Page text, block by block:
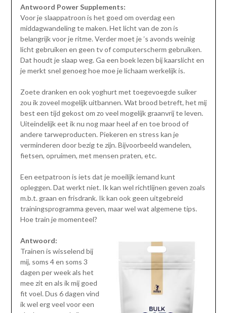
Antwoord Power Supplements:
Voor je slaappatroon is het goed om overdag een
middagwandeling te maken. Het licht van de zon is
belangrijk voor je ritme. Verder moet je ’s avonds weinig
licht gebruiken en geen tv of computerscherm gebruiken.
Dat houdt je slaap weg. Ga een boek lezen bij kaarslicht en
je merkt snel genoeg hoe moe je lichaam werkelijk is.
Zoete dranken en ook yoghurt met toegevoegde suiker
zou ik zoveel mogelijk uitbannen. Wat brood betreft, het mij
best een tijd gekost om zo veel mogelijk graanvrij te leven.
Uiteindelijk eet ik nu nog maar heel af en toe brood of
andere tarweproducten. Piekeren en stress kan je
verminderen door bezig te zijn. Bijvoorbeeld wandelen,
fietsen, opruimen, met mensen praten, etc.
Een eetpatroon is iets dat je moeilijk iemand kunt
opleggen. Dat werkt niet. Ik kan wel richtlijnen geven zoals
m.b.t. graan en frisdrank. Ik kan ook geen uitgebreid
trainingsprogramma geven, maar wel wat algemene tips.
Hoe train je momenteel?
Antwoord:
Trainen is wisselend bij
mij, soms 4 en soms 3
dagen per week als het
mee zit en als ik mij goed
fit voel. Dus 6 dagen vind
ik wel erg veel voor een